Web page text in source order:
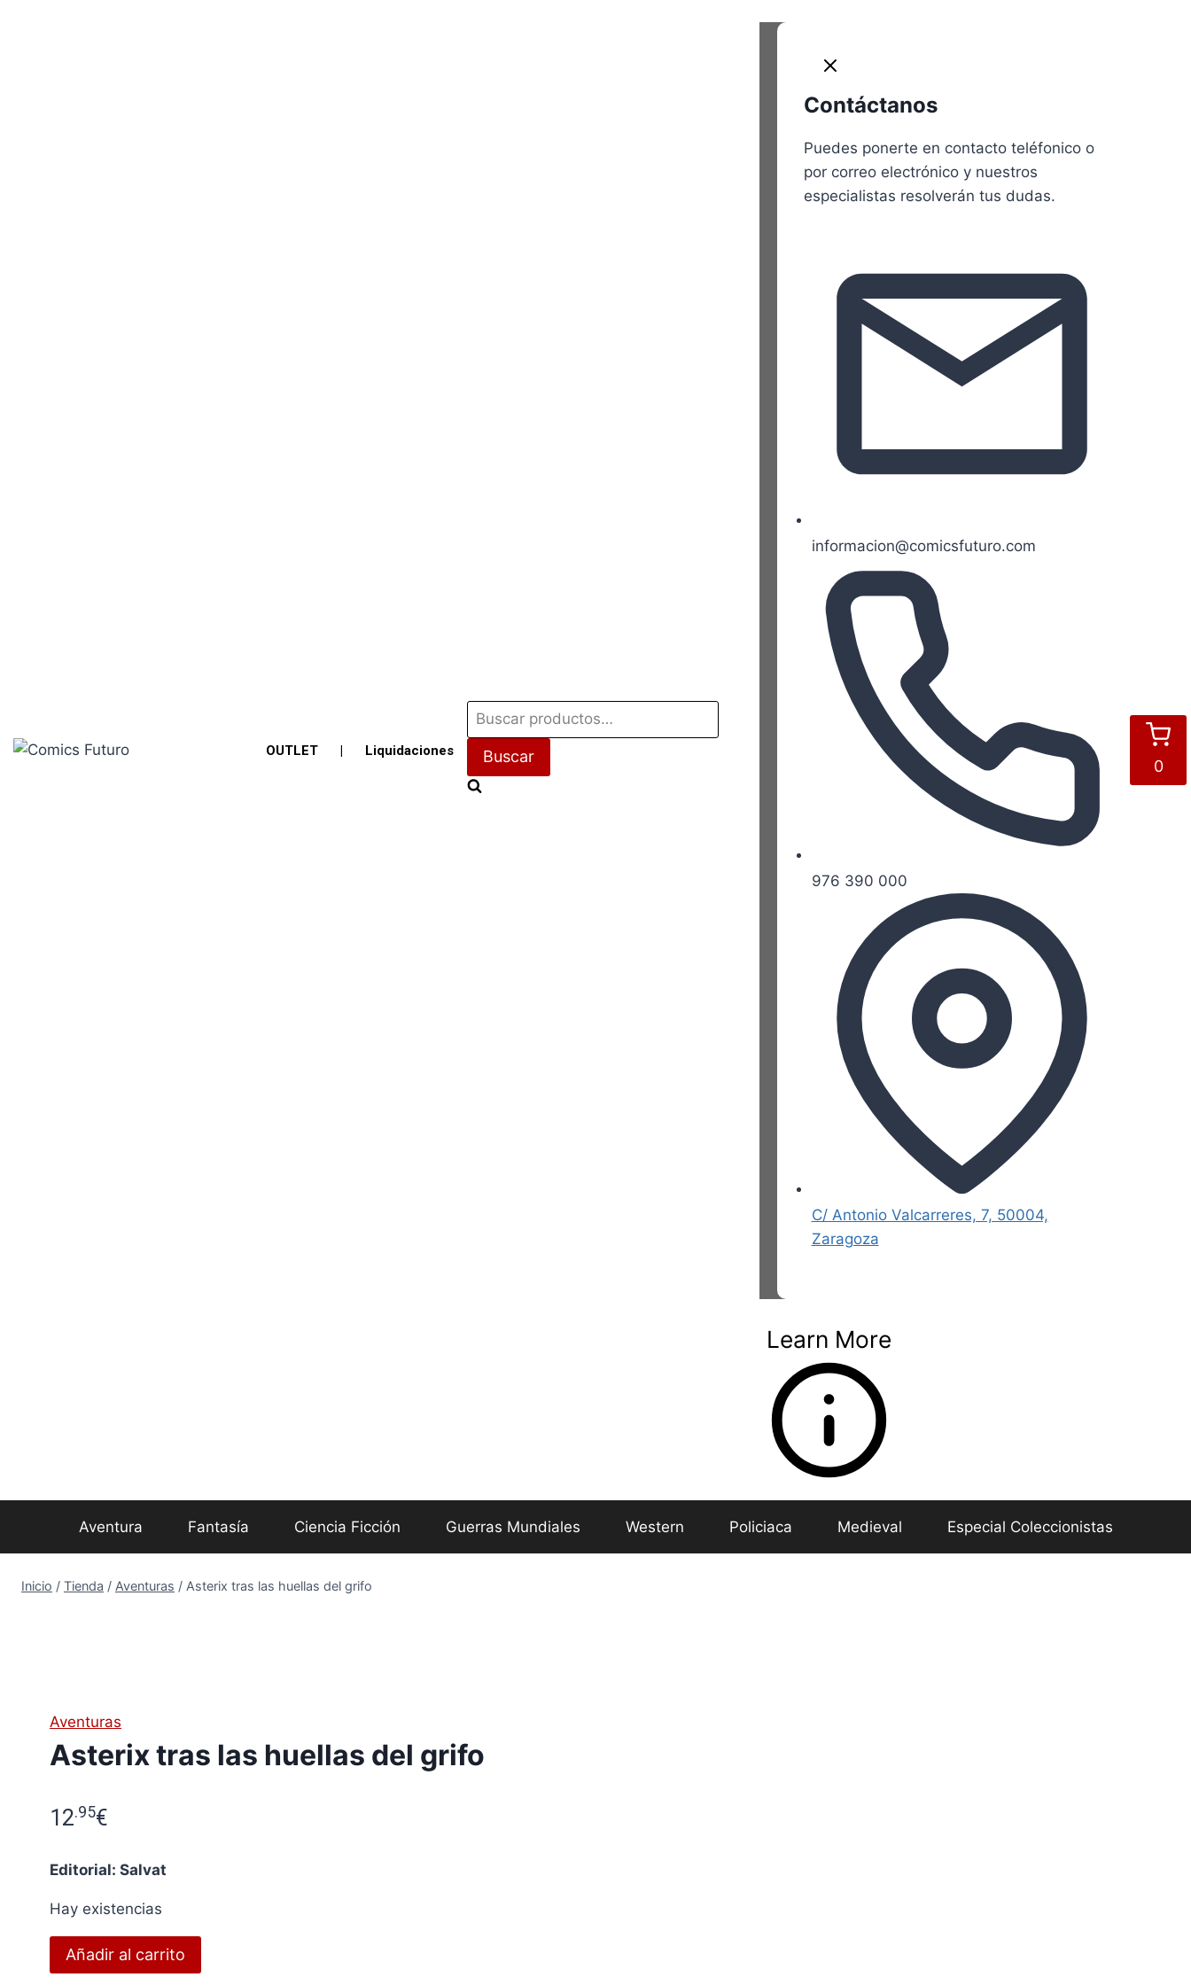
OUTLET | Liquidaciones
Buscar
por:
Buscar
Contáctanos
Puedes ponerte en contacto teléfonico o
por correo electrónico y nuestros
especialistas resolverán tus dudas.
informacion@comicsfuturo.com
976 390 000
C/ Antonio Valcarreres, 7, 50004,
Zaragoza
Learn More
0
Aventura Fantasía Ciencia Ficción Guerras Mundiales Western Policiaca Medieval Especial Coleccionistas
Inicio / Tienda / Aventuras / Asterix tras las huellas del grifo
Aventuras
Asterix tras las huellas del grifo
12.95€
Editorial: Salvat
Hay existencias
Asterix
tras
Añadir al carrito